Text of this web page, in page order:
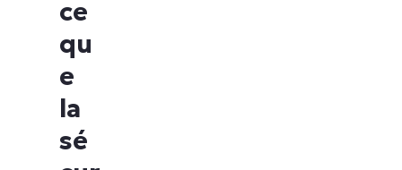
ce
qu
e
la
sé